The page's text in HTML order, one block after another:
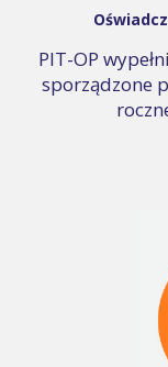
PIT-OP
sporządzone